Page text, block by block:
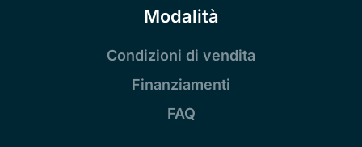
Modalità
Condizioni di vendita
Finanziamenti
FAQ